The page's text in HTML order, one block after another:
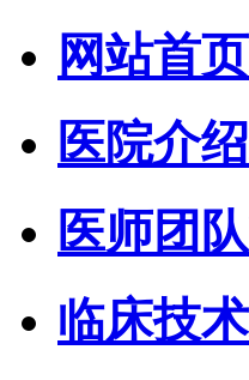
网站首页
医院介绍
医师团队
临床技术